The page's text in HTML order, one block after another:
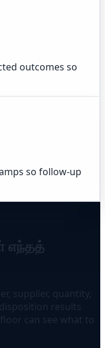
outcomes so
so follow-up
எந்தத்
supplier, quantity,
results
can see what to